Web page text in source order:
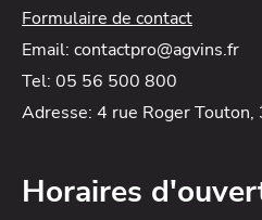
Formulaire de contact
Email: contactpro@agvins.fr
Tel: 05 56 500 800
Adresse: 4 rue Roger
Horaires